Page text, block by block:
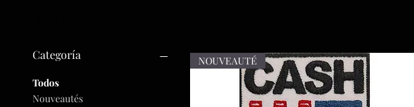
Categoría
Todos
Nouveautés
NOUVEAUTÉ